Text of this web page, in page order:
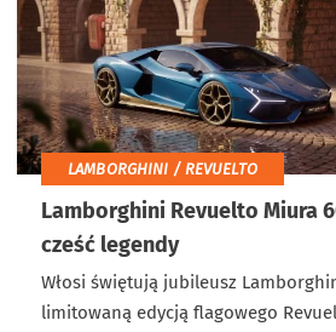
LAMBORGHINI / REVUELTO
Lamborghini Revuelto Miura
cześć legendy
Włosi świętują jubileusz
limitowaną edycją flagowego